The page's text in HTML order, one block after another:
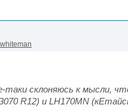
whiteman
склоняюсь к мысли,
R12) и LH170MN